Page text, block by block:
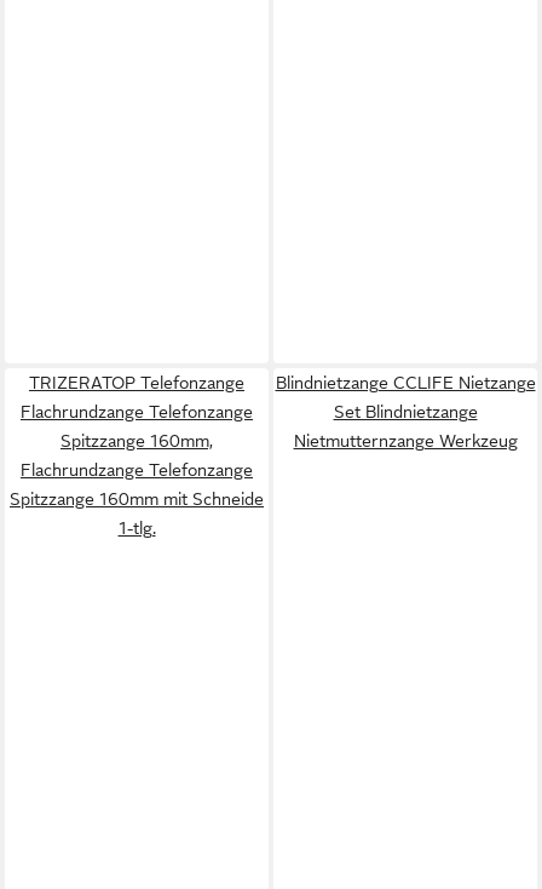
TRIZERATOP Telefonzange
Flachrundzange Telefonzange
Spitzzange 160mm,
Flachrundzange Telefonzange
Spitzzange 160mm mit Schneide
1-tlg.
Blindnietzange CCLIFE Nietzange
Set Blindnietzange
Nietmutternzange Werkzeug